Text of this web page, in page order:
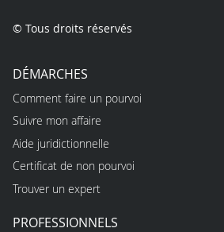
© Tous droits réservés
DÉMARCHES
Comment faire un pourvoi
Suivre mon affaire
Aide juridictionnelle
Certificat de non pourvoi
Trouver un expert
PROFESSIONNELS